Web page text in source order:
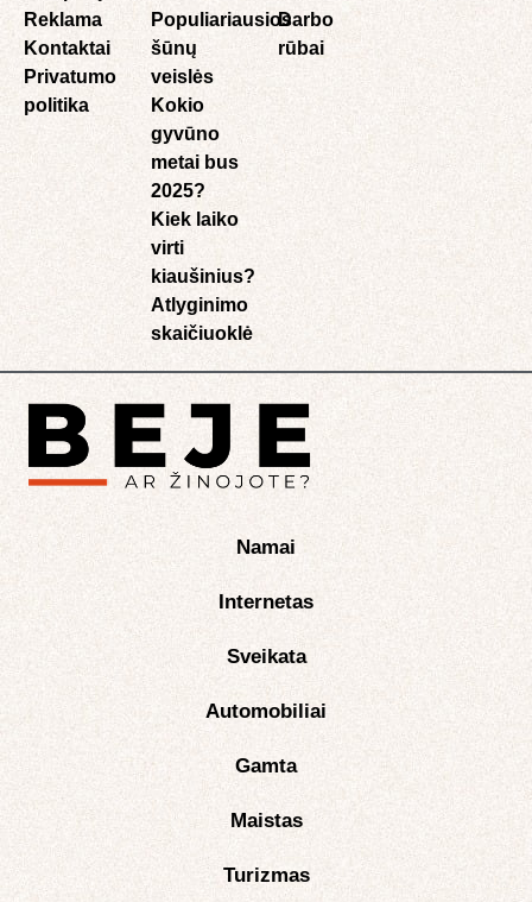
Reklama
Kontaktai
Privatumo
politika
Populiariausios
šūnų
veislės
Kokio
gyvūno
metai bus
2025?
Kiek laiko
virti
kiaušinius?
Atlyginimo
skaičiuoklė​
Darbo
rūbai
Namai
Internetas
Sveikata
Automobiliai
Gamta
Maistas
Turizmas